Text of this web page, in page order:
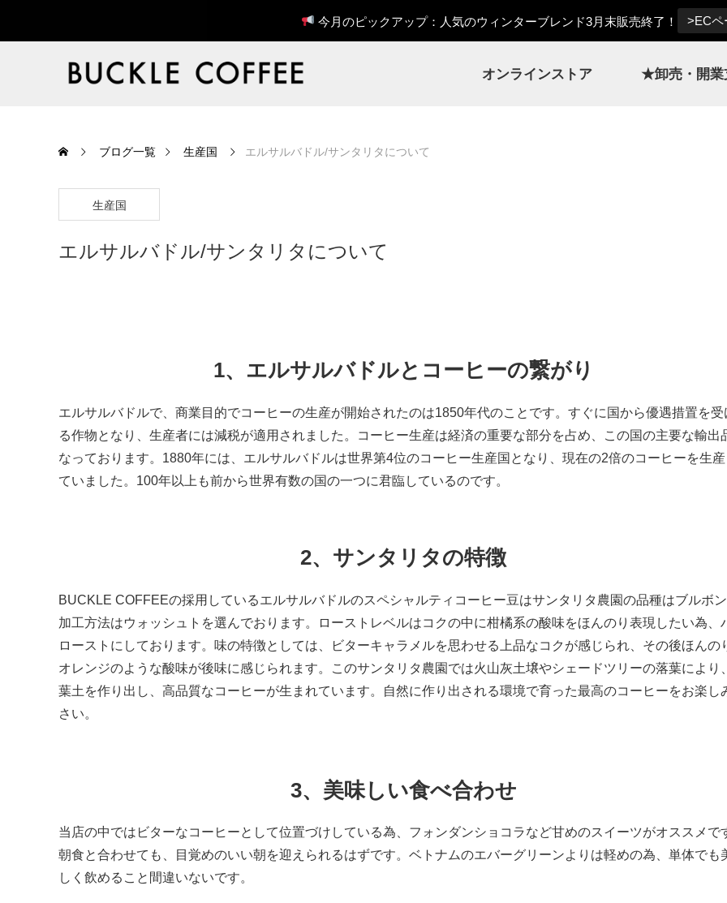
オンラインストア ★卸売・開業
ブログ一覧 生産国 エルサルバドル/サンタリタについて
生産国
エルサルバドル/サンタリタについて
1、エルサルバドルとコーヒーの繋がり
エルサルバドルで、商業目的でコーヒーの生産が開始されたのは1850年代のことです。すぐに国から優遇措置を受
る作物となり、生産者には減税が適用されました。コーヒー生産は経済の重要な部分を占め、この国の主要な輸出
なっております。1880年には、エルサルバドルは世界第4位のコーヒー生産国となり、現在の2倍のコーヒーを生
ていました。100年以上も前から世界有数の国の一つに君臨しているのです。
2、サンタリタの特徴
BUCKLE COFFEEの採用しているエルサルバドルのスペシャルティコーヒー豆はサンタリタ農園の品種はブルボ
加工方法はウォッシュトを選んでおります。ローストレベルはコクの中に柑橘系の酸味をほんのり表現したい為、
ローストにしております。味の特徴としては、ビターキャラメルを思わせる上品なコクが感じられ、その後ほんの
オレンジのような酸味が後味に感じられます。このサンタリタ農園では火山灰土壌やシェードツリーの落葉により
葉土を作り出し、高品質なコーヒーが生まれています。自然に作り出される環境で育った最高のコーヒーをお楽し
さい。
3、美味しい食べ合わせ
当店の中ではビターなコーヒーとして位置づけしている為、フォンダンショコラなど甘めのスイーツがオススメで
朝食と合わせても、目覚めのいい朝を迎えられるはずです。ベトナムのエバーグリーンよりは軽めの為、単体でも
しく飲めること間違いないです。
今月のピックアップ：人気のウィンターブレンド3月末販売終了！ >ECペ